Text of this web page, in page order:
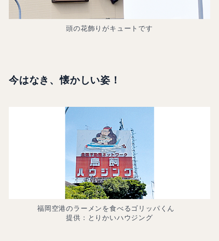
頭の花飾りがキュートです
今はなき、懐かしい姿！
福岡空港のラーメンを食べるゴリッパくん
提供：とりかいハウジング